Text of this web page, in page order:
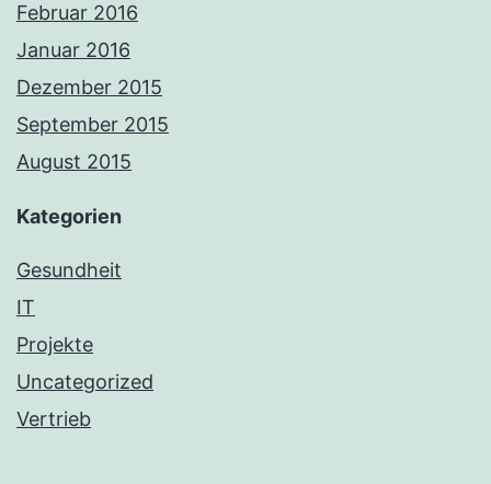
Februar 2016
Januar 2016
Dezember 2015
September 2015
August 2015
Kategorien
Gesundheit
IT
Projekte
Uncategorized
Vertrieb